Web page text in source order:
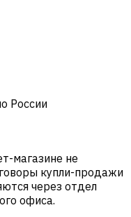
России
магазине не
купли-продажи
через отдел
офиса.